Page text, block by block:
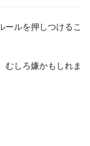
ールを押しつけるこ
むしろ嫌かもしれま